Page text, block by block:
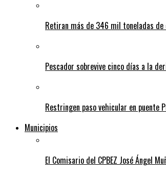
Retiran más de 346 mil toneladas
Pescador sobrevive cinco días a la
Restringen paso vehicular en puente
Municipios
El Comisario del CPBEZ José Ángel